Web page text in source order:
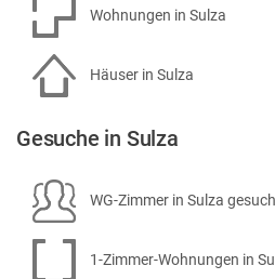
Wohnungen in Sulza
Häuser in Sulza
Gesuche in Sulza
WG-Zimmer in Sulza
1-Zimmer-Wohnungen in